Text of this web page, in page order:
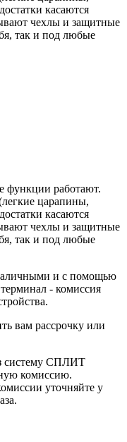
касаются
чехлы и защитные
так и под любые
функции работают.
царапины,
касаются
чехлы и защитные
так и под любые
и с помощью
- комиссия
вам рассрочку или
систему СПЛИТ
комиссию.
уточняйте у